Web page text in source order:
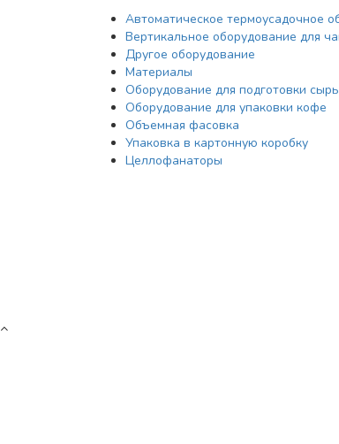
Автоматическое термоусадочное
Вертикальное оборудование для
Другое оборудование
Материалы
Оборудование для подготовки
Оборудование для упаковки кофе
Объемная фасовка
Упаковка в картонную коробку
Целлофанаторы